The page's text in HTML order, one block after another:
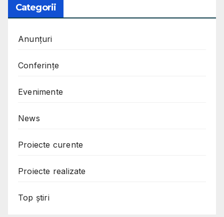
Categorii
Anunțuri
Conferințe
Evenimente
News
Proiecte curente
Proiecte realizate
Top știri